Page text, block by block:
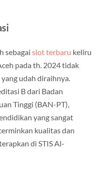
sebagai slot terbaru keliru
pada th. 2024 tidak
udah diraihnya.
B dari Badan
Tinggi (BAN-PT),
yang sangat
kualitas dan
di STIS Al-